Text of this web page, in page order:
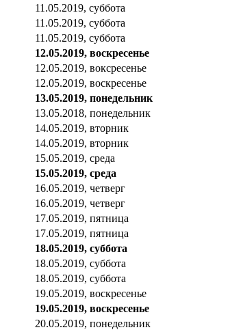
11.05.2019, суббота
11.05.2019, суббота
11.05.2019, суббота
12.05.2019, воскресенье
12.05.2019, воксресенье
12.05.2019, воскресенье
13.05.2019, понедельник
13.05.2018, понедельник
14.05.2019, вторник
14.05.2019, вторник
15.05.2019, среда
15.05.2019, среда
16.05.2019, четверг
16.05.2019, четверг
17.05.2019, пятница
17.05.2019, пятница
18.05.2019, суббота
18.05.2019, суббота
18.05.2019, суббота
19.05.2019, воскресенье
19.05.2019, воскресенье
20.05.2019, понедельник